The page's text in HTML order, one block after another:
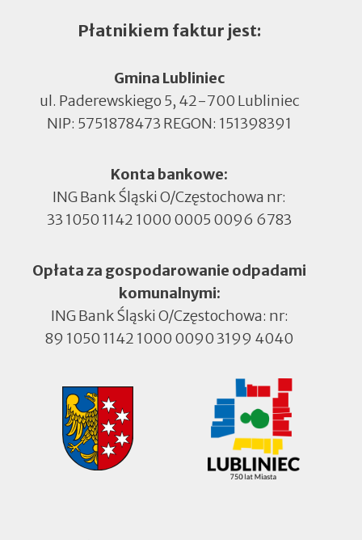
Płatnikiem faktur jest:
Gmina Lubliniec
ul. Paderewskiego 5, 42-700 Lubliniec
NIP: 5751878473 REGON: 151398391
Konta bankowe:
ING Bank Śląski O/Częstochowa nr:
33 1050 1142 1000 0005 0096 6783
Opłata za gospodarowanie odpadami
komunalnymi:
ING Bank Śląski O/Częstochowa: nr:
89 1050 1142 1000 0090 3199 4040